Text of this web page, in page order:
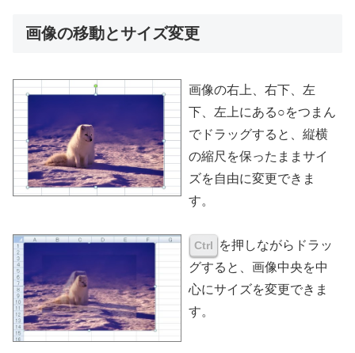
画像の移動とサイズ変更
画像の右上、右下、左
下、左上にある○をつまん
でドラッグすると、縦横
の縮尺を保ったままサイ
ズを自由に変更できま
す。
Ctrl
を押しながらドラッ
グすると、画像中央を中
心にサイズを変更できま
す。